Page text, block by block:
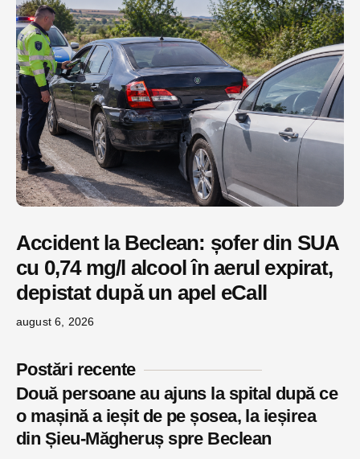
Accident la Beclean: șofer din SUA
cu 0,74 mg/l alcool în aerul expirat,
depistat după un apel eCall
august 6, 2026
Postări recente
Două persoane au ajuns la spital după ce
o mașină a ieșit de pe șosea, la ieșirea
din Șieu-Măgheruș spre Beclean